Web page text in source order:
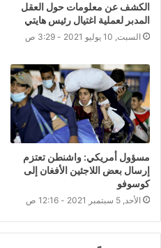
الكشف عن معلومات حول العقل
المدبر لعملية اغتيال رئيس هايتي
السبت, 10 يوليو 2021 - 3:29 ص
مسؤول أمريكي: واشنطن تعتزم
إرسال بعض اللاجئين الأفغان إلى
كوسوفو
الأحد, 5 سبتمبر 2021 - 12:16 ص